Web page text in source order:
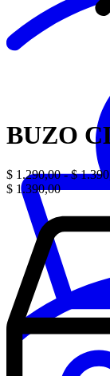
BUZO
$ 1.290,00 - $
$ 1.390,00